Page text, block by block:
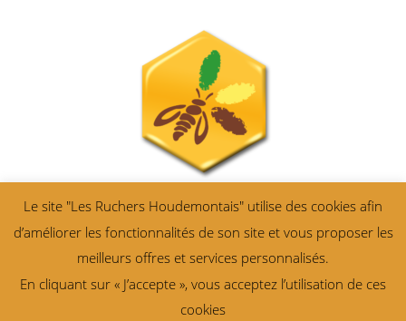
Le site "Les Ruchers Houdemontais" utilise des cookies afin
d’améliorer les fonctionnalités de son site et vous proposer les
meilleurs offres et services personnalisés.
En cliquant sur « J’accepte », vous acceptez l’utilisation de ces
cookies